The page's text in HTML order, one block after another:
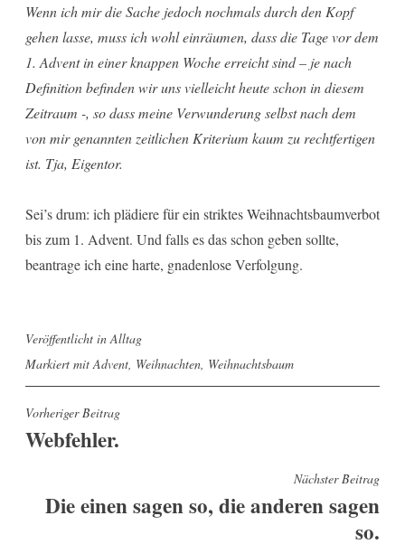
Wenn ich mir die Sache jedoch nochmals durch den Kopf
gehen lasse, muss ich wohl einräumen, dass die Tage vor dem
1. Advent in einer knappen Woche erreicht sind – je nach
Definition befinden wir uns vielleicht heute schon in diesem
Zeitraum -, so dass meine Verwunderung selbst nach dem
von mir genannten zeitlichen Kriterium kaum zu rechtfertigen
ist. Tja, Eigentor.
Sei’s drum: ich plädiere für ein striktes Weihnachtsbaumverbot
bis zum 1. Advent. Und falls es das schon geben sollte,
beantrage ich eine harte, gnadenlose Verfolgung.
Veröffentlicht in Alltag
Markiert mitAdvent, Weihnachten, Weihnachtsbaum
Beitragsnavigation
Vorheriger Beitrag
Webfehler.
Nächster Beitrag
Die einen sagen so, die anderen sagen
so.